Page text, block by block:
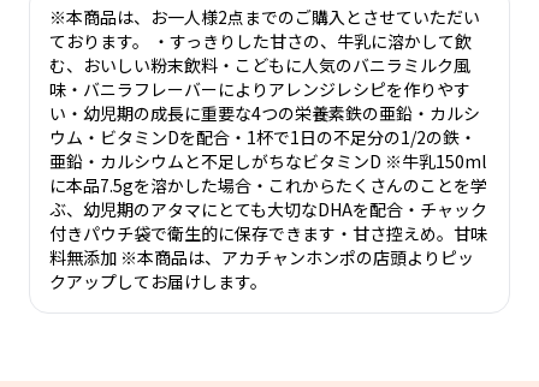
※本商品は、お一人様2点までのご購入とさせていただい
ております。 ・すっきりした甘さの、牛乳に溶かして飲
む、おいしい粉末飲料・こどもに人気のバニラミルク風
味・バニラフレーバーによりアレンジレシピを作りやす
い・幼児期の成長に重要な4つの栄養素鉄の亜鉛・カルシ
ウム・ビタミンDを配合・1杯で1日の不足分の1/2の鉄・
亜鉛・カルシウムと不足しがちなビタミンD ※牛乳150ml
に本品7.5gを溶かした場合・これからたくさんのことを学
ぶ、幼児期のアタマにとても大切なDHAを配合・チャック
付きパウチ袋で衛生的に保存できます・甘さ控えめ。甘味
料無添加 ※本商品は、アカチャンホンポの店頭よりピッ
クアップしてお届けします。